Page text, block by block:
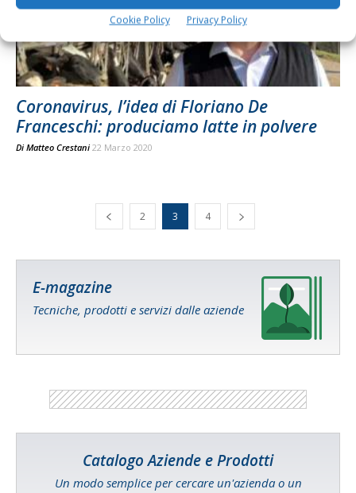
Cookie Policy Privacy Policy
Coronavirus, l’idea di Floriano De
Franceschi: produciamo latte in polvere
Di Matteo Crestani 22 Marzo 2020
2 3 4
E-magazine
Tecniche, prodotti e servizi dalle aziende
Catalogo Aziende e Prodotti
Un modo semplice per cercare un'azienda o un